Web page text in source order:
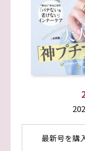
最新号を購